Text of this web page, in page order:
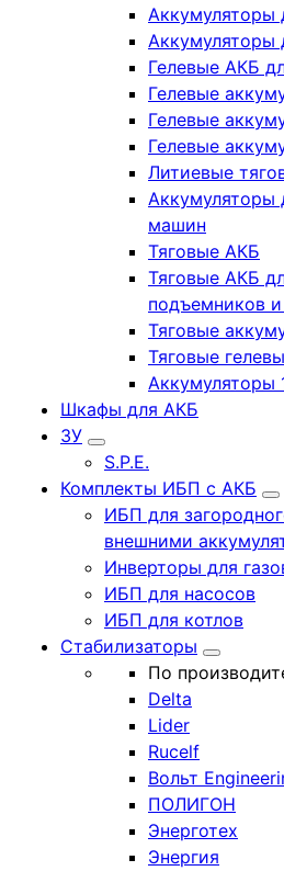
Аккумуляторы
Аккумуляторы
Гелевые АКБ
Гелевые
Гелевые
Гелевые
Литиевые
Аккумуляторы
машин
Тяговые АКБ
Тяговые АКБ
подъемников
Тяговые
Тяговые
Аккумуляторы
Шкафы для АКБ
ЗУ
S.P.E.
Комплекты ИБП с АКБ
ИБП для
внешними
Инверторы для
ИБП для насосов
ИБП для котлов
Стабилизаторы
По
Delta
Lider
Rucelf
Вольт
ПОЛИГОН
Энерготех
Энергия